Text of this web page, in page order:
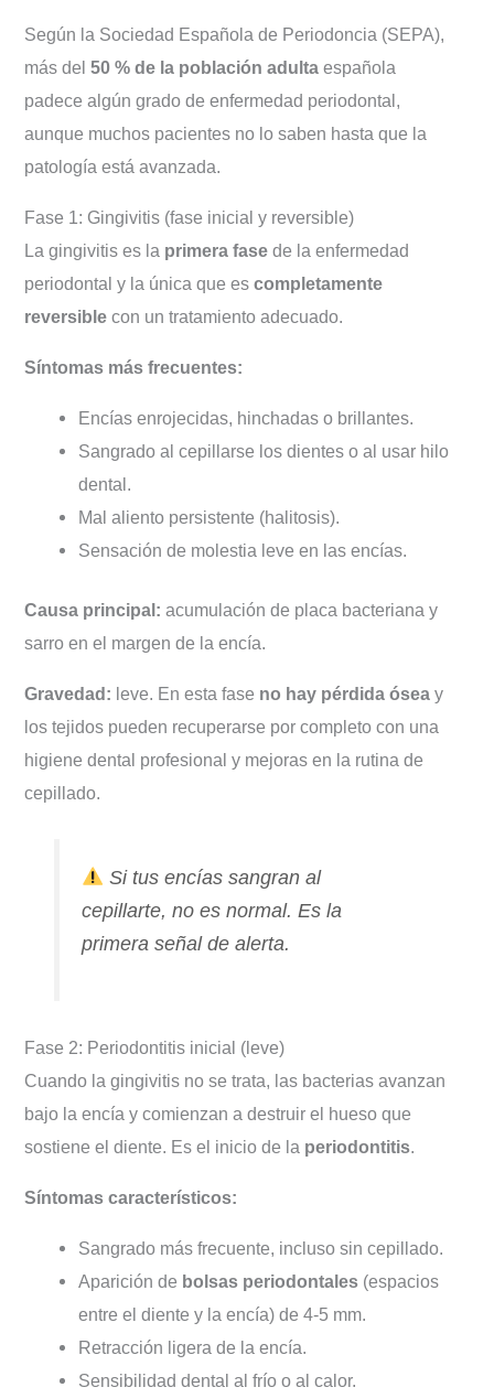
Según la Sociedad Española de Periodoncia (SEPA),
más del50 % de la población adulta española
padece algún grado de enfermedad periodontal,
aunque muchos pacientes no lo saben hasta que la
patología está avanzada.
Fase 1: Gingivitis (fase inicial y reversible)
La gingivitis es la primera fase de la enfermedad
periodontal y la única que escompletamente
reversible con un tratamiento adecuado.
Síntomas más frecuentes:
Encías enrojecidas, hinchadas o brillantes.
Sangrado al cepillarse los dientes o al usar hilo
dental.
Mal aliento persistente (halitosis).
Sensación de molestia leve en las encías.
Causa principal: acumulación de placa bacteriana y
sarro en el margen de la encía.
Gravedad: leve. En esta fase no hay pérdida ósea y
los tejidos pueden recuperarse por completo con una
higiene dental profesional y mejoras en la rutina de
cepillado.
Si tus encías sangran al
cepillarte, no es normal. Es la
primera señal de alerta.
Fase 2: Periodontitis inicial (leve)
Cuando la gingivitis no se trata, las bacterias avanzan
bajo la encía y comienzan a destruir el hueso que
sostiene el diente. Es el inicio de la periodontitis.
Síntomas característicos:
Sangrado más frecuente, incluso sin cepillado.
Aparición de bolsas periodontales(espacios
entre el diente y la encía) de 4-5 mm.
Retracción ligera de la encía.
Sensibilidad dental al frío o al calor.